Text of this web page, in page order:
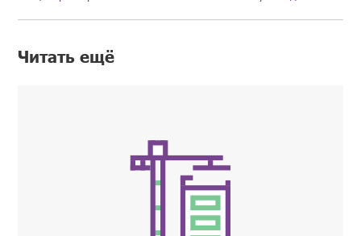
Читать ещё